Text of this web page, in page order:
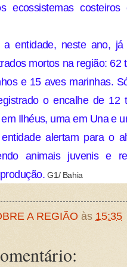
ecossistemas
entidade, neste ano,
mortos na região: 62
e 15 aves marinhas.
o encalhe de 12
Ilhéus, uma em Una e
alertam para o
animais juvenis e
G1/ Bahia
A REGIÃO às 15:35